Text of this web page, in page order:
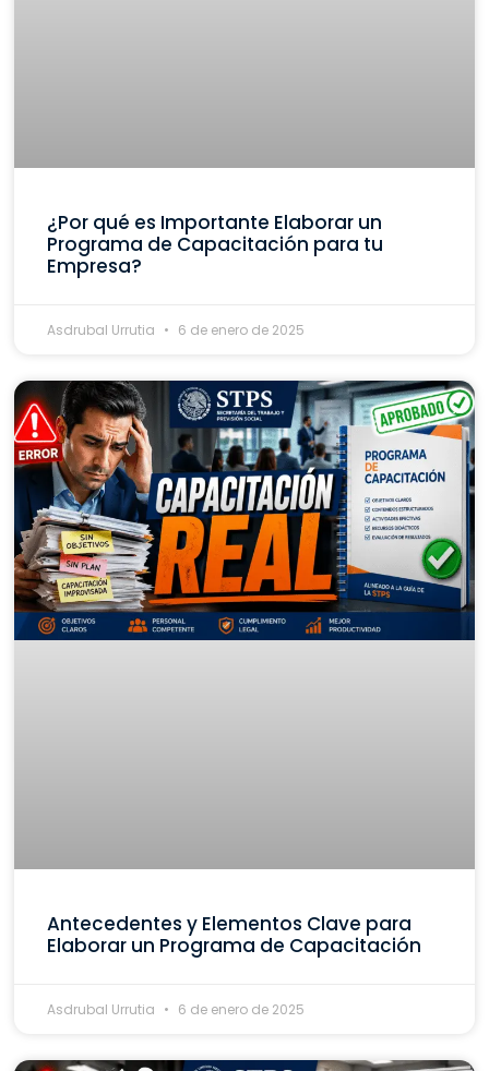
¿Por qué es Importante Elaborar un
Programa de Capacitación para tu
Empresa?
Asdrubal Urrutia 6 de enero de 2025
Antecedentes y Elementos Clave para
Elaborar un Programa de Capacitación
Asdrubal Urrutia 6 de enero de 2025